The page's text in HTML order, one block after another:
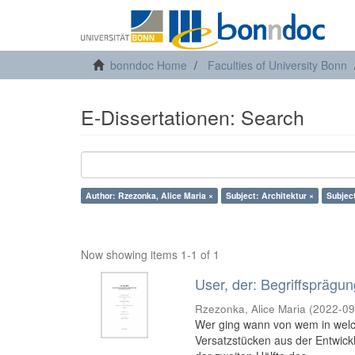
bonndoc Home Faculties of University Bonn
E-Dissertationen: Search
Author: Rzezonka, Alice Maria × Subject: Architektur ×
Now showing items 1-1 of 1
User, der:
Rzezonka, Alice Maria (2022-
Wer ging wann von wem in
Versatzstücken aus der